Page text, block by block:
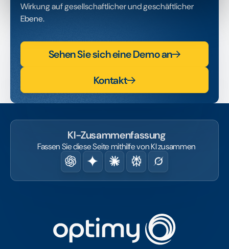
Wirkung auf gesellschaftlicher und geschäftlicher
Ebene.
Sehen Sie sich eine Demo an
Kontakt
KI-Zusammenfassung
Fassen Sie diese Seite mithilfe von KI zusammen